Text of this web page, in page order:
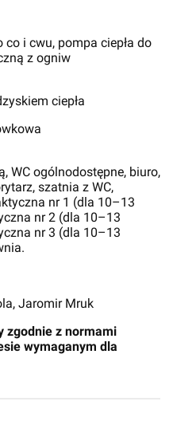
co i cwu, pompa ciepła do
z ogniw
ciepła
WC ogólnodostępne, biuro,
szatnia z WC,
nr 1 (dla 10–13
nr 2 (dla 10–13
nr 3 (dla 10–13
Jaromir Mruk
zgodnie z normami
wymaganym dla